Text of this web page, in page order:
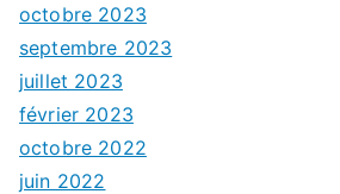
octobre 2023
septembre 2023
juillet 2023
février 2023
octobre 2022
juin 2022